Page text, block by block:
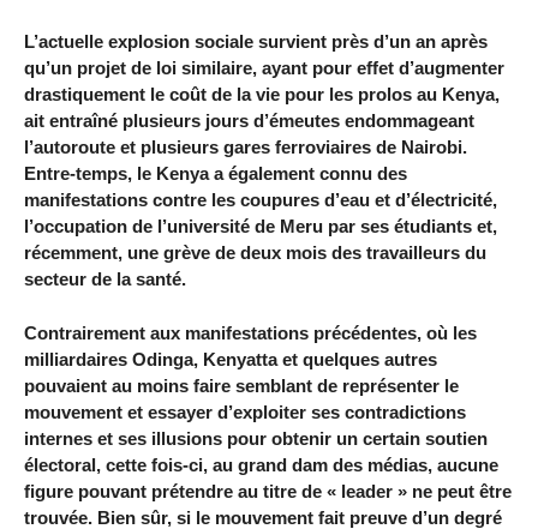
L’actuelle explosion sociale survient près d’un an après
qu’un projet de loi similaire, ayant pour effet d’augmenter
drastiquement le coût de la vie pour les prolos au Kenya,
ait entraîné plusieurs jours d’émeutes endommageant
l’autoroute et plusieurs gares ferroviaires de Nairobi.
Entre-temps, le Kenya a également connu des
manifestations contre les coupures d’eau et d’électricité,
l’occupation de l’université de Meru par ses étudiants et,
récemment, une grève de deux mois des travailleurs du
secteur de la santé.
Contrairement aux manifestations précédentes, où les
milliardaires Odinga, Kenyatta et quelques autres
pouvaient au moins faire semblant de représenter le
mouvement et essayer d’exploiter ses contradictions
internes et ses illusions pour obtenir un certain soutien
électoral, cette fois-ci, au grand dam des médias, aucune
figure pouvant prétendre au titre de « leader » ne peut être
trouvée. Bien sûr, si le mouvement fait preuve d’un degré